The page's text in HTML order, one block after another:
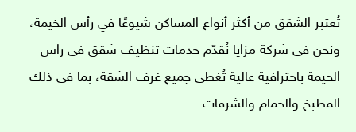
تُعتبر الشقق من أكثر أنواع المساكن شيوعًا في رأس الخيمة،
ونحن في شركة مزايا نُقدّم خدمات تنظيف شقق في راس
الخيمة باحترافية عالية تُغطي جميع غرف الشقة، بما في ذلك
المطبخ والحمام والشرفات.